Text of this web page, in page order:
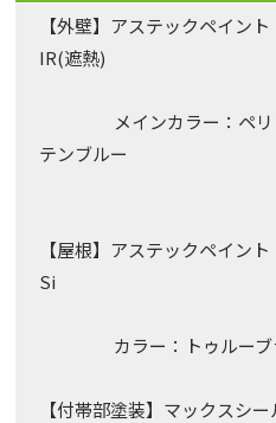
【外壁】アステックペイン
IR(遮熱)
メインカラー：ペリウ
テンブルー
【屋根】アステックペイン
Si
カラー：トゥルーブ
【付帯部塗装】マックスシ